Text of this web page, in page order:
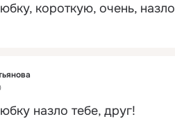
короткую, очень,
назло тебе, друг!